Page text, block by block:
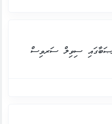
ސިވިލް ސަރވިސް